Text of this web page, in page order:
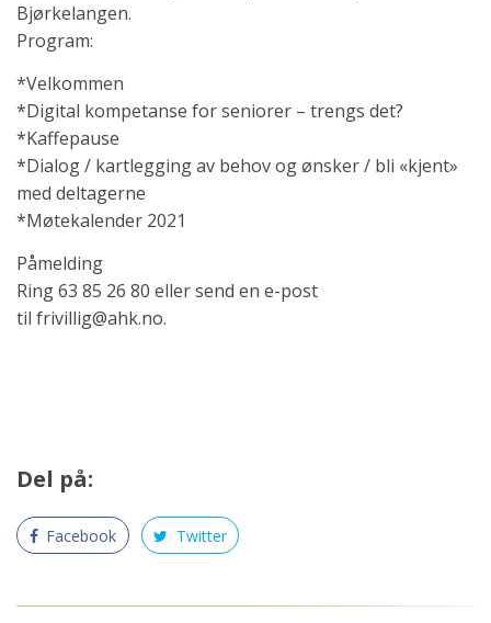
Bjørkelangen.
Program:
*Velkommen
*Digital kompetanse for seniorer – trengs det?
*Kaffepause
*Dialog / kartlegging av behov og ønsker / bli «kjent»
med deltagerne
*Møtekalender 2021
Påmelding
Ring 63 85 26 80 eller send en e-post
til frivillig@ahk.no.
Del på:
Facebook Twitter